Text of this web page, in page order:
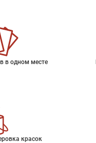
в одном месте
красок